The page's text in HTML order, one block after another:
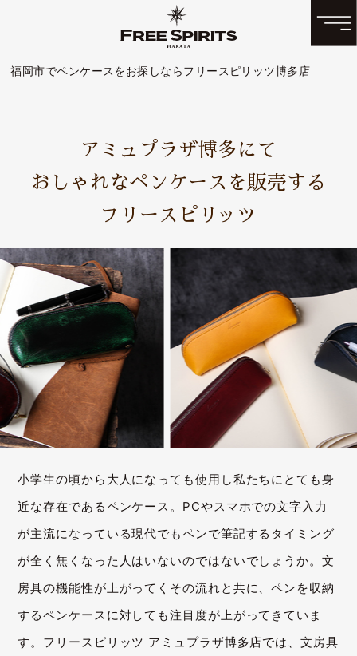
福岡市でペンケースをお探しならフリースピリッツ博多店
アミュプラザ博多にて
おしゃれなペンケースを販売する
フリースピリッツ
小学生の頃から大人になっても使用し私たちにとても身
近な存在であるペンケース。PCやスマホでの文字入力
が主流になっている現代でもペンで筆記するタイミング
が全く無くなった人はいないのではないでしょうか。文
房具の機能性が上がってくその流れと共に、ペンを収納
するペンケースに対しても注目度が上がってきていま
す。フリースピリッツ アミュプラザ博多店では、文房具